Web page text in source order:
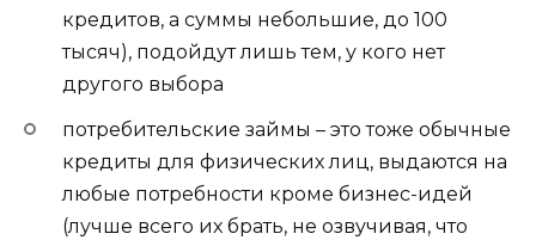
кредитов, а суммы небольшие, до 100
тысяч), подойдут лишь тем, у кого нет
другого выбора
потребительские займы – это тоже обычные
кредиты для физических лиц, выдаются на
любые потребности кроме бизнес-идей
(лучше всего их брать, не озвучивая, что